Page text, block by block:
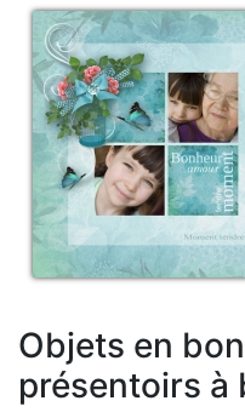
Objets en
présentoirs à